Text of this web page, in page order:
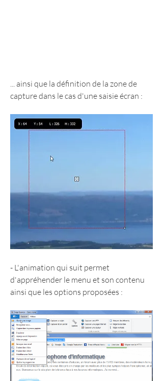
... ainsi que la définition de la zone de
capture dans le cas d'une saisie écran :
- L'animation qui suit permet
d'appréhender le menu et son contenu
ainsi que les options proposées :